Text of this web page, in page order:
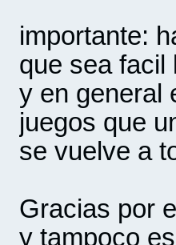
importante:
que sea facil
y en general
juegos que
se vuelve a
Gracias por
y tampoco